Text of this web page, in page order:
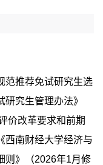
范推荐免试研究生选
究生管理办法》
价改革要求和前期
西南财经大学经济与
则》（2026年1月修